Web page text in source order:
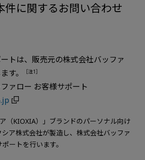
件に関するお問い合わせ
トは、販売元の株式会社バッファ
す。
［注1］
ァロー お客様サポート
（KIOXIA）」ブランドのパーソナル向け
ア株式会社が製造し、株式会社バッファ
ートを行います。